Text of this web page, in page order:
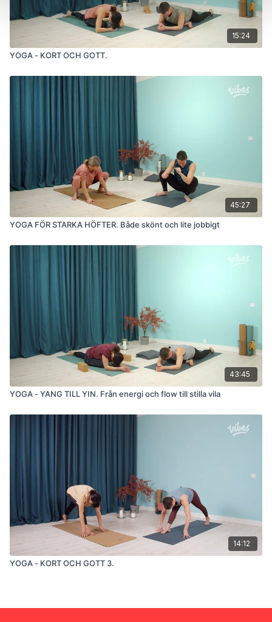
15:24
YOGA - KORT OCH GOTT.
45:27
YOGA FÖR STARKA HÖFTER. Både skönt och lite jobbigt
43:45
YOGA - YANG TILL YIN. Från energi och flow till stilla vila
14:12
YOGA - KORT OCH GOTT 3.